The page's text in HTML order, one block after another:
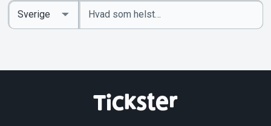
Indtast
søgeord
Select
Country